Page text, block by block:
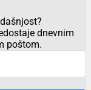
dnevnim
poštom.